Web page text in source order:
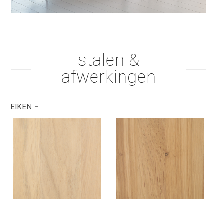
stalen &
afwerkingen
EIKEN